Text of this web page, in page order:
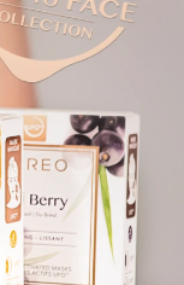
Benutzerkonto
Meine Geräte
Bestellungen
Adressen
Español
體中文